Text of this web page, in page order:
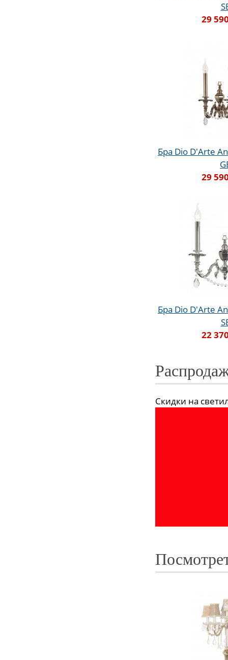
29
Бра Dio D'Arte
29
Бра Dio D'Arte
22
Скидки на